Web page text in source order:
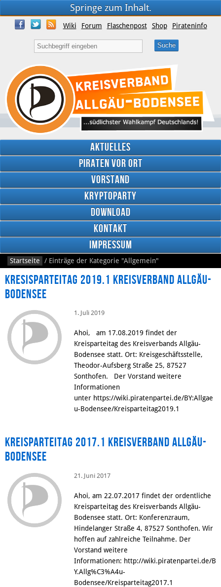
Springe zum Inhalt.
Facebook
RSS
Feed
Wiki Forum Flaschenpost Shop Pirateninfo
Aktuelles
Piraten vor Ort
Vorstand
Kryptoparty
Download
Kontakt
Impressum
Startseite / Einträge der Kategorie "Allgemein"
Kresisparteitag 2019.1 Kreisverband Allgäu-
Bodensee
1. Juli 2019
Ahoi, am 17.08.2019 findet der
Kreisparteitag des Kreisverbands Allgäu-
Bodensee statt. Ort: Kreisgeschäftsstelle,
Theodor-Aufsberg Straße 25, 87527
Sonthofen. Der Vorstand weitere
Informationen
unter https://wiki.piratenpartei.de/BY:Allgae
u-Bodensee/Kreisparteitag2019.1
Kreisparteitag 2017.1 Kreisverband Allgäu-
Bodensee
21. Juni 2017
Ahoi, am 22.07.2017 findet der ordentliche
Kreisparteitag des Kreisverbands Allgäu-
Bodensee statt. Ort: Konferenzraum,
Hindelanger Straße 4, 87527 Sonthofen. Wir
hoffen auf zahlreiche Teilnahme. Der
Vorstand weitere
Informationen: http://wiki.piratenpartei.de/B
Y.Allg%C3%A4u-
Bodensee/Kreisparteitag2017.1